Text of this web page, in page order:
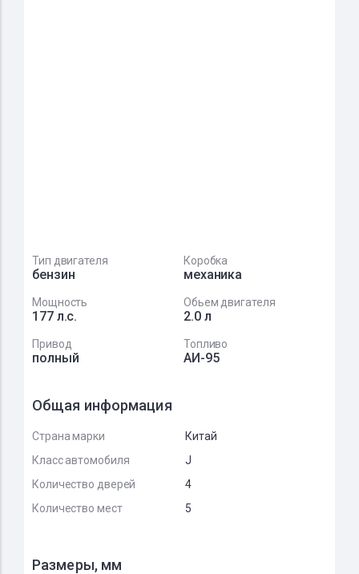
Тип двигателя
бензин
Коробка
механика
Мощность
177 л.с.
Обьем двигателя
2.0 л
Привод
полный
Топливо
АИ-95
Общая информация
Страна марки
Китай
Класс автомобиля
J
Количество дверей
4
Количество мест
5
Размеры, мм